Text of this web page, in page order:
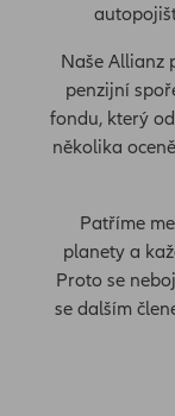
Naše Allianz
penzijní
fondu, který
několika
Patříme
planety a
Proto se
se dalším